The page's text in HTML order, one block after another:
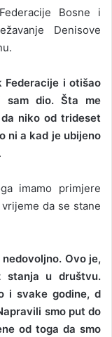
Bosne i
Denisove
Federacije i otišao
sam dio. Šta me
niko od trideset
ni a kad je ubijeno
imamo primjere
da se stane
Ovo je,
stanja u društvu.
i svake godine, d
smo put do
od toga da smo